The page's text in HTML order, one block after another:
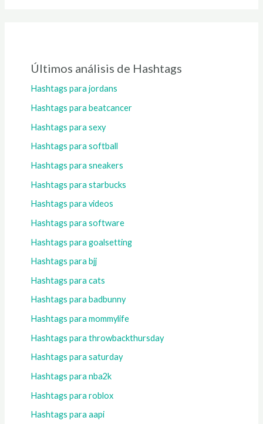
Últimos análisis de Hashtags
Hashtags para jordans
Hashtags para beatcancer
Hashtags para sexy
Hashtags para softball
Hashtags para sneakers
Hashtags para starbucks
Hashtags para videos
Hashtags para software
Hashtags para goalsetting
Hashtags para bjj
Hashtags para cats
Hashtags para badbunny
Hashtags para mommylife
Hashtags para throwbackthursday
Hashtags para saturday
Hashtags para nba2k
Hashtags para roblox
Hashtags para aapi